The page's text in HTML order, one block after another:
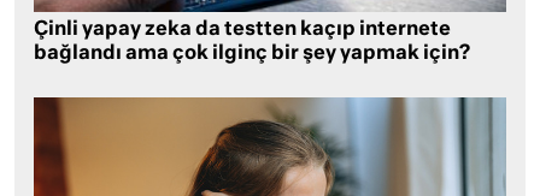
Çinli yapay zeka da testten kaçıp internete
bağlandı ama çok ilginç bir şey yapmak için?